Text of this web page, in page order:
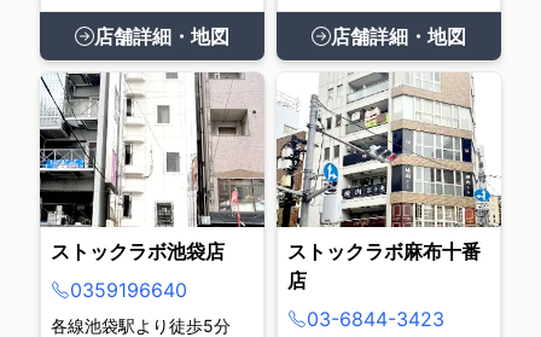
店舗詳細・地図 店舗詳細・地図
ストックラボ池袋店
0359196640
各線池袋駅より徒歩5分
ストックラボ麻布十番
店
03-6844-3423